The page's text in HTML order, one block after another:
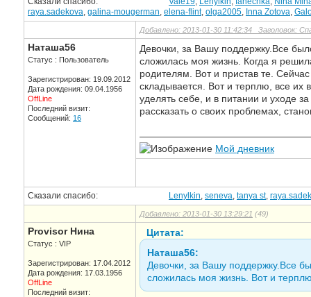
raya.sadekova, galina-mougerman, elena-flint, olga2005, Inna Zotova,
Добавлено: 2013-01-30 11:42:34 Заголовок:
Наташа56
Статус : Пользователь
Зарегистрирован: 19.09.2012
Дата рождения: 09.04.1956
OffLine
Последний визит:
Сообщений: 16
Девочки, за Вашу поддержку.Все
сложилась моя жизнь. Когда я
родителям. Вот и пристав те.
складывается. Вот и терплю, все их
уделять себе, и в питании и уходе
рассказать о своих проблемах,
Мой дневник
Сказали спасибо: Lenylkin, seneva, tanya st,
Добавлено: 2013-01-30 13:29:21 (49)
Provisor Нина
Статус : VIP
Зарегистрирован: 17.04.2012
Дата рождения: 17.03.1956
OffLine
Последний визит:
Цитата:
Наташа56:
Девочки, за Вашу поддержку.Все
сложилась моя жизнь. Вот и